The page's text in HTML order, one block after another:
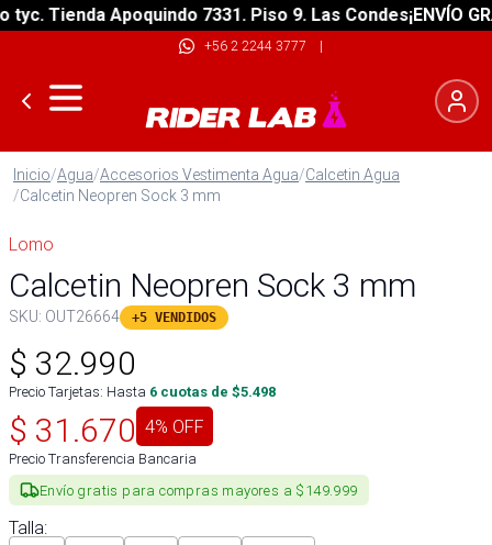
Tienda Apoquindo 7331. Piso 9. Las Condes¡ENVÍO
+56 2 2244 3777 |
Inicio/Agua/Accesorios Vestimenta Agua/Calcetin Agua
/Calcetin Neopren Sock 3 mm
Lomo
Calcetin Neopren Sock 3 mm
SKU: OUT26664 +5 VENDIDOS
$ 32.990
Precio Tarjetas: Hasta 6 cuotas de $5.498
$ 31.670 4% OFF
Precio Transferencia Bancaria
Envío gratis para compras mayores a $149.999
Talla: